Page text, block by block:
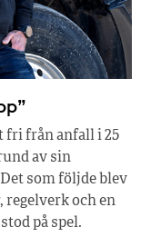
fri från anfall i 25
av sin
som följde blev
regelverk och en
på spel.